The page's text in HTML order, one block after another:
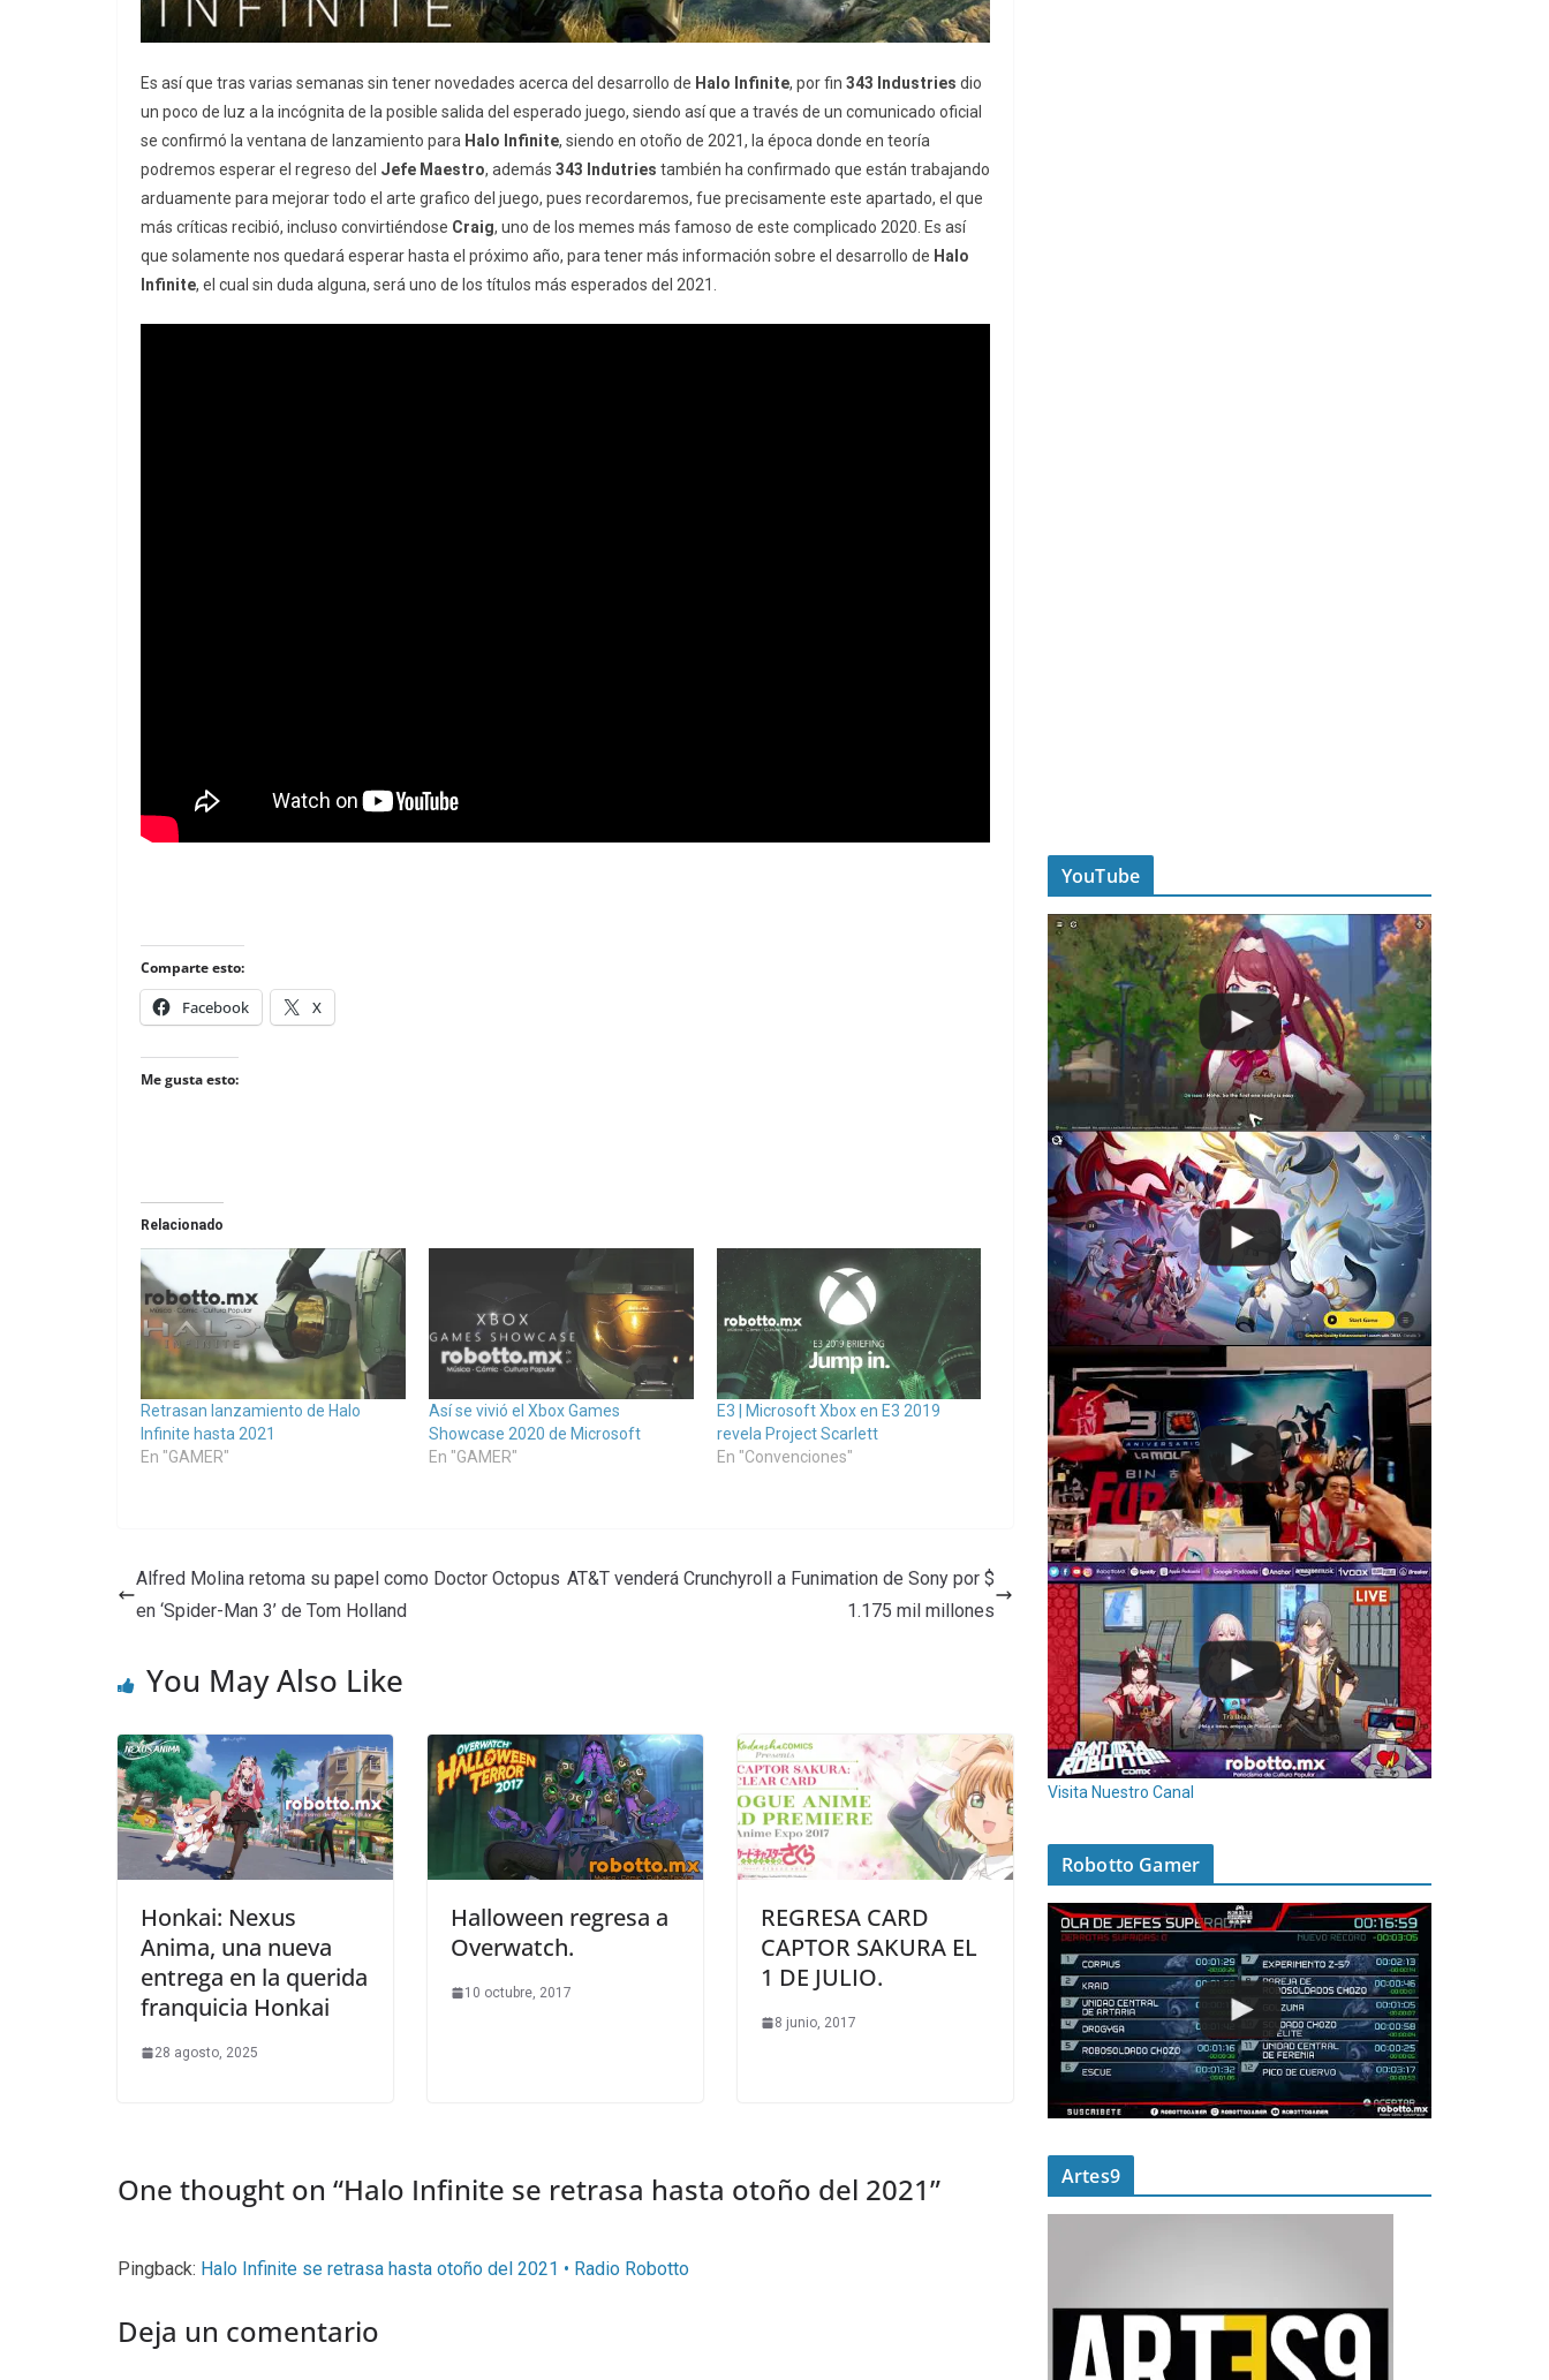
Es así que tras varias semanas sin tener novedades acerca del desarrollo de Halo Infinite, por fin 343 Industries dio
un poco de luz a la incógnita de la posible salida del esperado juego, siendo así que a través de un comunicado oficial
se confirmó la ventana de lanzamiento para Halo Infinite, siendo en otoño de 2021, la época donde en teoría
podremos esperar el regreso del Jefe Maestro, además 343 Indutries también ha confirmado que están trabajando
arduamente para mejorar todo el arte grafico del juego, pues recordaremos, fue precisamente este apartado, el que
más críticas recibió, incluso convirtiéndose Craig, uno de los memes más famoso de este complicado 2020. Es así
que solamente nos quedará esperar hasta el próximo año, para tener más información sobre el desarrollo de Halo
Infinite, el cual sin duda alguna, será uno de los títulos más esperados del 2021.
Comparte esto:
Facebook X
Me gusta esto:
Relacionado
Retrasan lanzamiento de Halo
Infinite hasta 2021
En "GAMER"
Así se vivió el Xbox Games
Showcase 2020 de Microsoft
En "GAMER"
E3 | Microsoft Xbox en E3 2019
revela Project Scarlett
En "Convenciones"
Alfred Molina retoma su papel como Doctor Octopus
en ‘Spider-Man 3’ de Tom Holland
AT&T venderá Crunchyroll a Funimation de Sony por $
1.175 mil millones
You May Also Like
Honkai: Nexus
Anima, una nueva
entrega en la querida
franquicia Honkai
28 agosto, 2025
Halloween regresa a
Overwatch.
10 octubre, 2017
REGRESA CARD
CAPTOR SAKURA EL
1 DE JULIO.
8 junio, 2017
One thought on “Halo Infinite se retrasa hasta otoño del 2021”
Pingback: Halo Infinite se retrasa hasta otoño del 2021 • Radio Robotto
Deja un comentario
YouTube
Visita Nuestro Canal
Robotto Gamer
Artes9